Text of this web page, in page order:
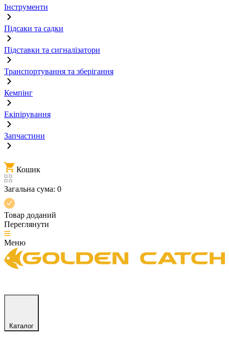
Інструменти
Підсаки та садки
Підставки та сигналізатори
Транспортування та зберігання
Кемпінг
Екіпірування
Запчастини
Кошик
Загальна сума: 0
Товар доданий
Переглянути
Меню
Каталог